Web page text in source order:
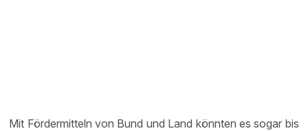
Mit Fördermitteln von Bund und Land könnten es sogar bis